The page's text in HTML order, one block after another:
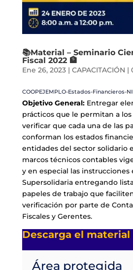
📚Material – Seminario
Fiscal 2022 🏦
Ene 26, 2023| CAPACITACIÓN |
COOPEJEMPLO-Estados-Financieros-
Objetivo General: Entregar
prácticos que le permitan a
verificar que cada una de las
conforman los estados
entidades del sector solidario
marcos técnicos contables
y en especial las instrucciones
Supersolidaria entregando
papeles de trabajo que
verificación por parte de
Fiscales y Gerentes.
Descarga el material
Área protegida